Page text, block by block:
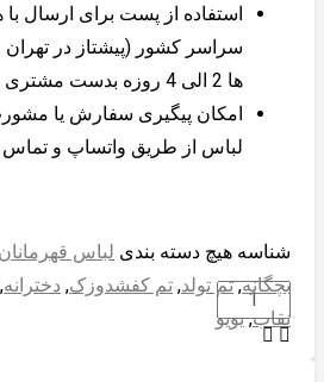
استفاده از پست برای ارسال
ها 2 الی 4 روزه بدست مشتری میرسد)
امکان پیگیری سفارش یا
لباس از طریق واتساپ و تماس
شناسه هیچ دسته بندی لباس قهرمانان
بچگانه,تم تولد, تم کفشدوزک, دخترانه,
نقاب,یویو
لباس
سرهمی